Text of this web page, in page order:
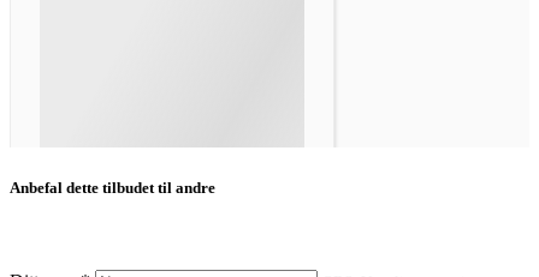
Anbefal dette tilbudet til andre